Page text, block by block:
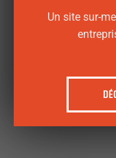
Un site sur-